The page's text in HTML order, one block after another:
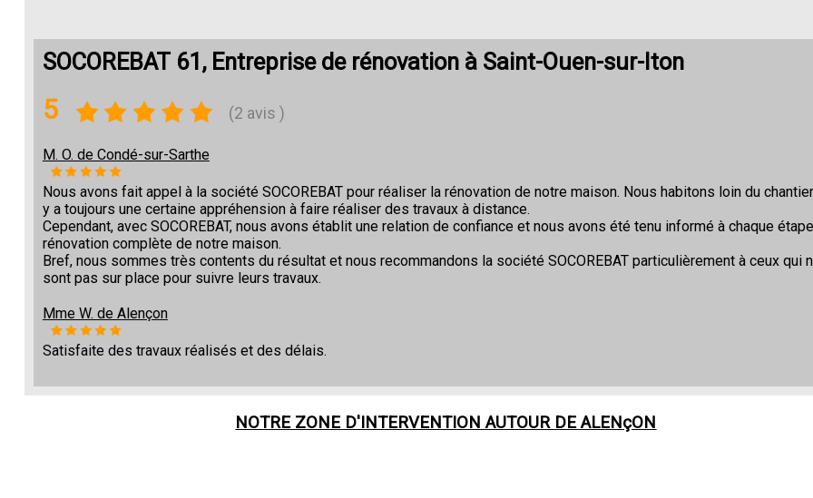
SOCOREBAT 61, Entreprise de rénovation à Saint-Ouen-sur-Iton
5 (2 avis )
M. O. de Condé-sur-Sarthe
Nous avons fait appel à la société SOCOREBAT pour réaliser la rénovation de notre maison. Nous habitons loin du
y a toujours une certaine appréhension à faire réaliser des travaux à distance.
Cependant, avec SOCOREBAT, nous avons établit une relation de confiance et nous avons été tenu informé à chaque
rénovation complète de notre maison.
Bref, nous sommes très contents du résultat et nous recommandons la société SOCOREBAT particulièrement à ceux qui
sont pas sur place pour suivre leurs travaux.
Mme W. de Alençon
Satisfaite des travaux réalisés et des délais.
NOTRE ZONE D'INTERVENTION AUTOUR DEALENçON